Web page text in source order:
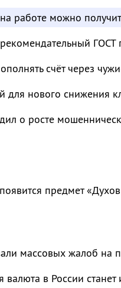
работе можно
счёт через
для нового снижения
о росте
предмет
массовых жалоб на
валюта в России